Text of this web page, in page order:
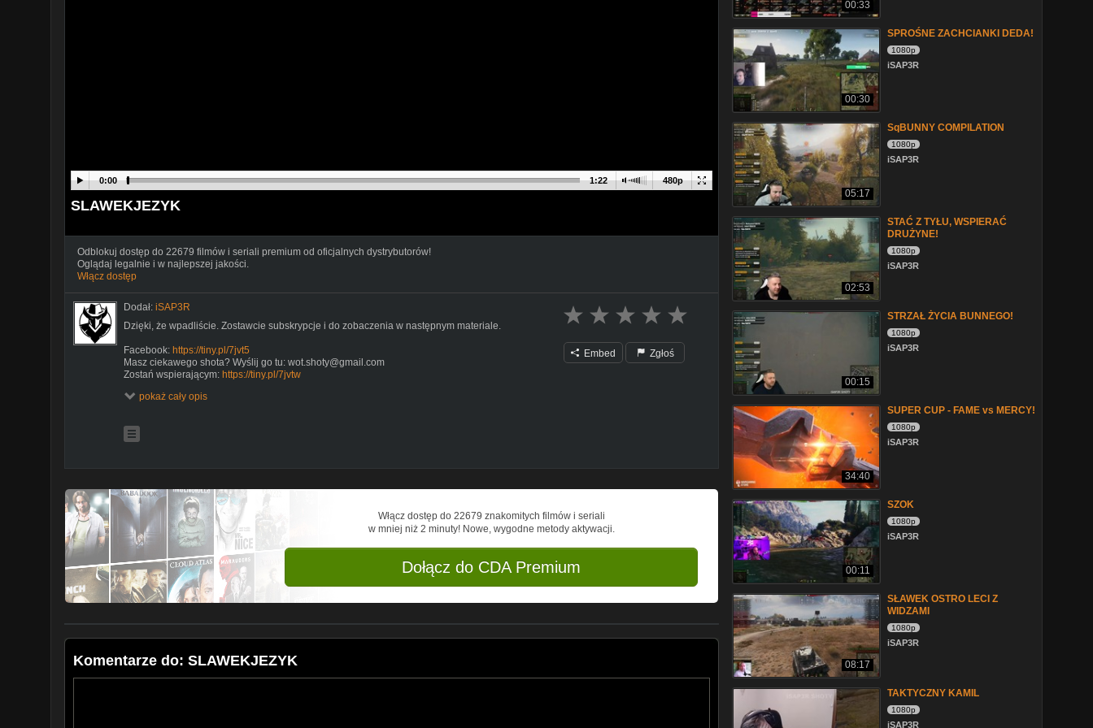
480p
0:00 1:22
SLAWEKJEZYK
Odblokuj dostęp do 22679 filmów i seriali premium od oficjalnych dystrybutorów!
Oglądaj legalnie i w najlepszej jakości.
Włącz dostęp
Dodał: iSAP3R
Dzięki, że wpadliście. Zostawcie subskrypcje i do zobaczenia w następnym materiale.
Facebook: https://tiny.pl/7jvt5
Masz ciekawego shota? Wyślij go tu: wot.shoty@gmail.com
Zostań wspierającym: https://tiny.pl/7jvtw
Sławek Twitch:https://www.twitch.tv/slawekjezyk
© Created by iSAP3R STUDIO
pokaż cały opis
Embed Zgłoś
Włącz dostęp do 22679 znakomitych filmów i seriali
w mniej niż 2 minuty! Nowe, wygodne metody aktywacji.
Dołącz do CDA Premium
Komentarze do: SLAWEKJEZYK
00:33
00:30
SPROŚNE ZACHCIANKI DEDA!
1080p
iSAP3R
05:17
SqBUNNY COMPILATION
1080p
iSAP3R
02:53
STAĆ Z TYŁU, WSPIERAĆ
DRUŻYNE!
1080p
iSAP3R
00:15
STRZAŁ ŻYCIA BUNNEGO!
1080p
iSAP3R
34:40
SUPER CUP - FAME vs MERCY!
1080p
iSAP3R
00:11
SZOK
1080p
iSAP3R
08:17
SŁAWEK OSTRO LECI Z
WIDZAMI
1080p
iSAP3R
TAKTYCZNY KAMIL
1080p
iSAP3R